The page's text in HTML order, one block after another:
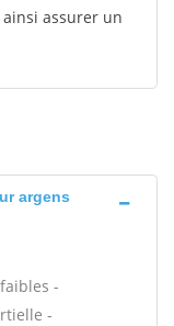
assurer un
argens
-
-